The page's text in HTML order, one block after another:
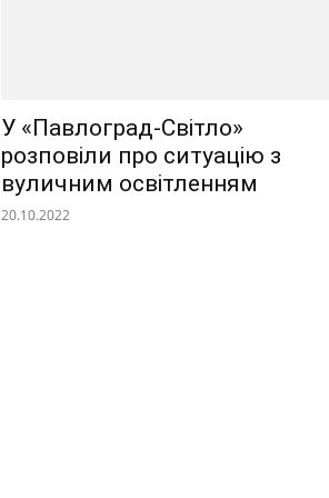
У «Павлоград-Світло»
розповіли про ситуацію з
вуличним освітленням
20.10.2022